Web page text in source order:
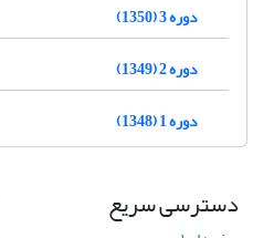
دوره 3 (1350)
دوره 2 (1349)
دوره 1 (1348)
دسترسی سریع